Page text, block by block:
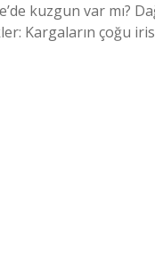
kuzgun var mı?
Kargaların çoğu